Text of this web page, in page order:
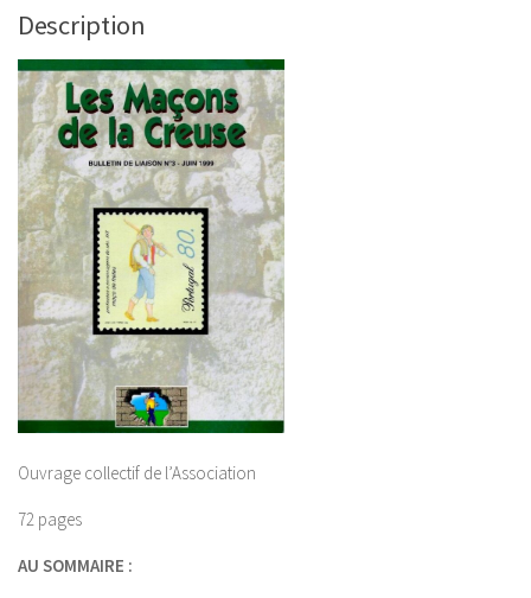
-
1999
Description
Ouvrage collectif de l’Association
72 pages
AU SOMMAIRE :